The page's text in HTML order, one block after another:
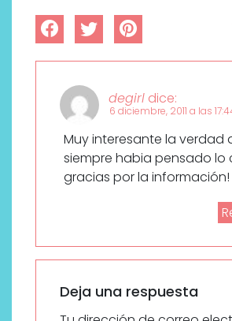
degirl dice:
6 diciembre, 2011 a las
Muy interesante la verdad
siempre habia pensado lo
gracias por la información!
Deja una respuesta